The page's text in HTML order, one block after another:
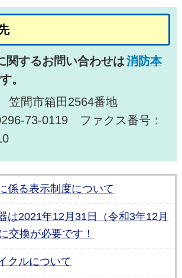
関するお問い合わせは消防本
。
笠間市箱田2564番地
73-0119 ファクス番号：
係る表示制度について
は2021年12月31日（令和3年12月
交換が必要です！
クルについて